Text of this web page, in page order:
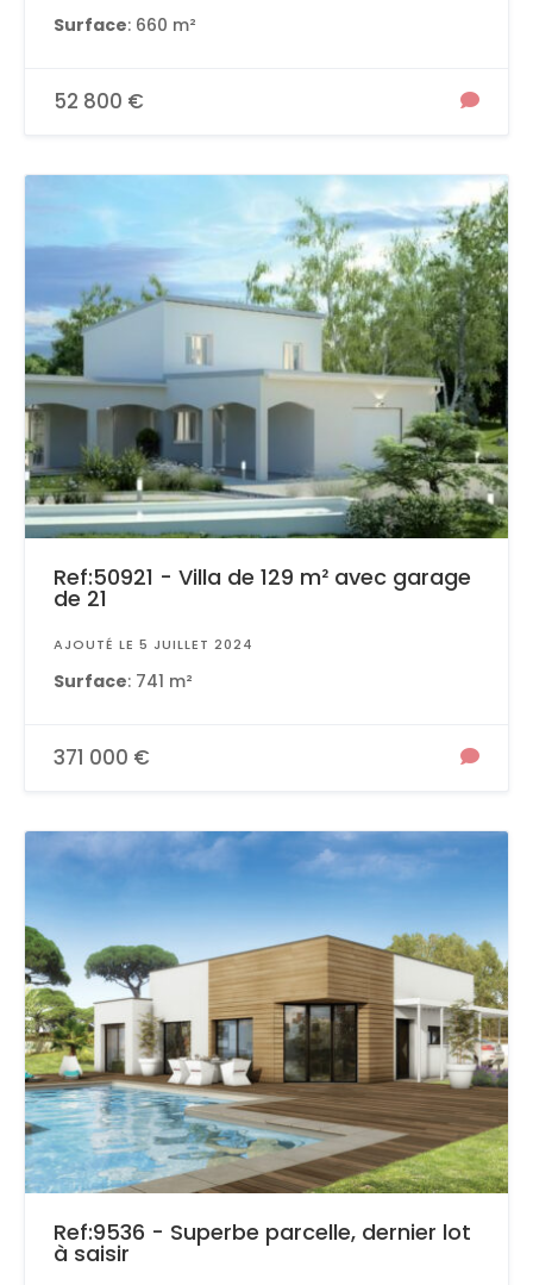
Surface: 660 m²
52 800 €
Ref:50921 - Villa de 129 m² avec garage
de 21
AJOUTÉ LE 5 JUILLET 2024
Surface: 741 m²
371 000 €
Ref:9536 - Superbe parcelle, dernier lot
à saisir